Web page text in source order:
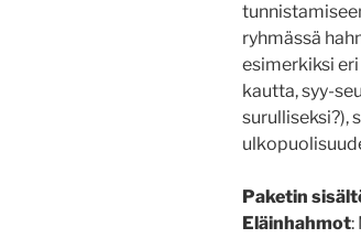
ryhmässä
esimerkiksi
kautta, syy-
surulliseksi?),
Paketin
Eläinhahmot: